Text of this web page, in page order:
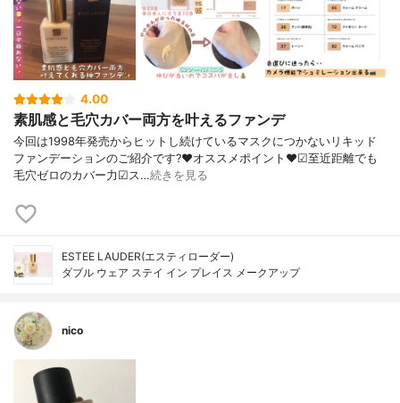
4.00
素肌感と毛穴カバー両方を叶えるファンデ
今回は1998年発売からヒットし続けているマスクにつかないリキッド
ファンデーションのご紹介です?❤︎オススメポイント❤︎☑︎至近距離でも
毛穴ゼロのカバー力☑︎ス…続きを見る
ESTEE LAUDER(エスティローダー)
ダブル ウェア ステイ イン プレイス メークアップ
nico